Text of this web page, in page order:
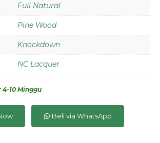
Full Natural
Pine Wood
Knockdown
NC Lacquer
4-10 Minggu
Beli via WhatsApp